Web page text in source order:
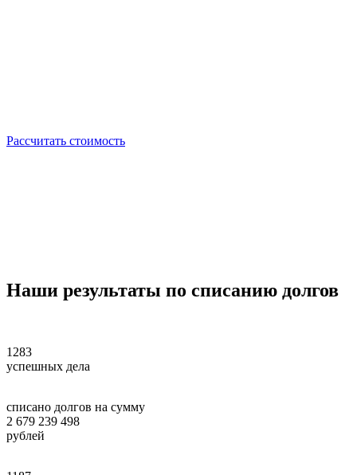
Рассчитать стоимость
Наши результаты по списанию долгов
1283
успешных дела
списано долгов на сумму
2 679 239 498
рублей